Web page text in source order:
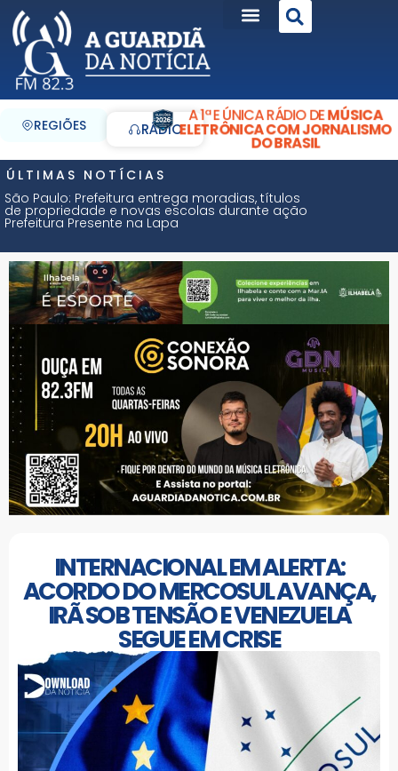
REGIÕES RÁDIO
A 1ª E ÚNICA RÁDIO DEMÚSICA
ELETRÔNICA COM JORNALISMO
DO BRASIL
ÚLTIMAS NOTÍCIAS
São Paulo: Prefeitura entrega moradias, títulos
de propriedade e novas escolas durante ação
Prefeitura Presente na Lapa
INTERNACIONAL EM ALERTA:
ACORDO DO MERCOSUL AVANÇA,
IRÃ SOB TENSÃO E VENEZUELA
SEGUE EM CRISE